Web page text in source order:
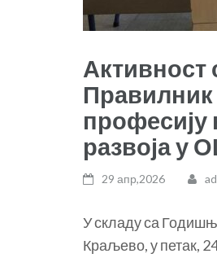
Активност
Правилник
професију
развоја у
29 апр,2026
У складу са
Краљево, у петак,